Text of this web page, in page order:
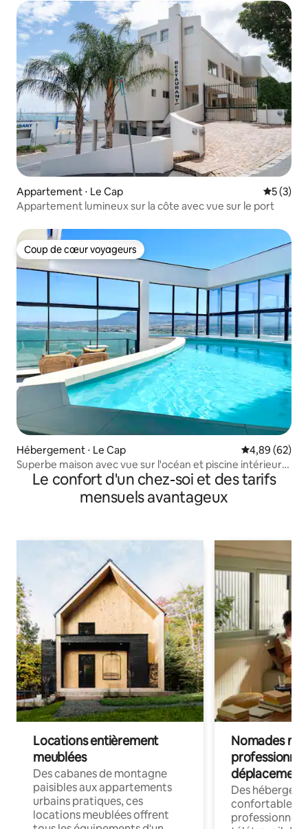
Appartement ⋅ Le Cap
5 (3)
Appartement lumineux sur la côte avec vue sur le port
Coup de cœur voyageurs
Coup de cœur voyageurs
Hébergement ⋅ Le Cap Évaluation
4,89 (62)
Superbe maison avec vue sur l'océan et piscine intérieure
chauffée
Le confort d'un chez-soi et des tarifs
mensuels avantageux
Locations entièrement
meublées
Des cabanes de montagne
paisibles aux appartements
urbains pratiques, ces
locations meublées offrent
Nomades
déplacement
Des
confortables
professionnels